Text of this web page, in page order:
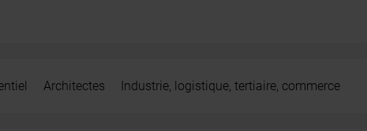
Architectes Industrie, logistique, tertiaire, commerce